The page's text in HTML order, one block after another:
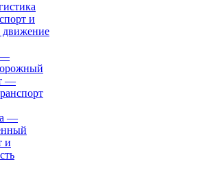
и
движение
—
—
и